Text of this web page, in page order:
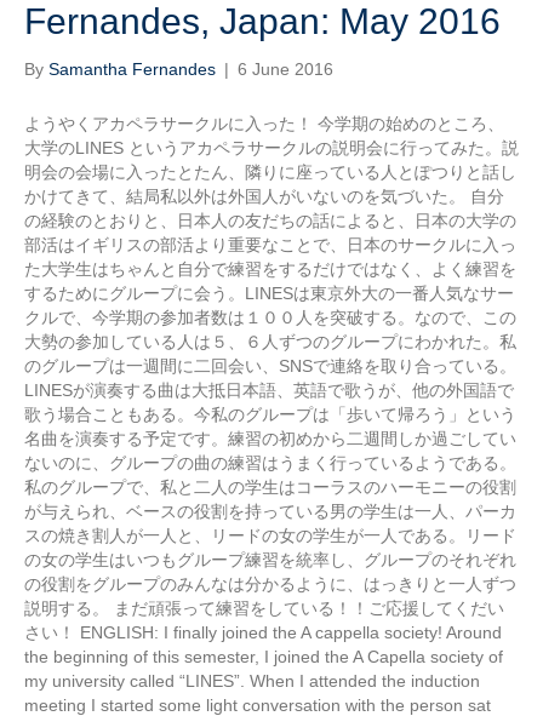
Fernandes, Japan: May 2016
By Samantha Fernandes | 6 June 2016
ようやくアカペラサークルに入った！ 今学期の始めのところ、
大学のLINES というアカペラサークルの説明会に行ってみた。説
明会の会場に入ったとたん、隣りに座っている人とぽつりと話し
かけてきて、結局私以外は外国人がいないのを気づいた。 自分
の経験のとおりと、日本人の友だちの話によると、日本の大学の
部活はイギリスの部活より重要なことで、日本のサークルに入っ
た大学生はちゃんと自分で練習をするだけではなく、よく練習を
するためにグループに会う。LINESは東京外大の一番人気なサー
クルで、今学期の参加者数は１００人を突破する。なので、この
大勢の参加している人は５、６人ずつのグループにわかれた。私
のグループは一週間に二回会い、SNSで連絡を取り合っている。
LINESが演奏する曲は大抵日本語、英語で歌うが、他の外国語で
歌う場合こともある。今私のグループは「歩いて帰ろう」という
名曲を演奏する予定です。練習の初めから二週間しか過ごしてい
ないのに、グループの曲の練習はうまく行っているようである。
私のグループで、私と二人の学生はコーラスのハーモニーの役割
が与えられ、ベースの役割を持っている男の学生は一人、パーカ
スの焼き割人が一人と、リードの女の学生が一人である。リード
の女の学生はいつもグループ練習を統率し、グループのそれぞれ
の役割をグループのみんなは分かるように、はっきりと一人ずつ
説明する。 まだ頑張って練習をしている！！ご応援してくだい
さい！ ENGLISH: I finally joined the A cappella society! Around
the beginning of this semester, I joined the A Capella society of
my university called “LINES”. When I attended the induction
meeting I started some light conversation with the person sat